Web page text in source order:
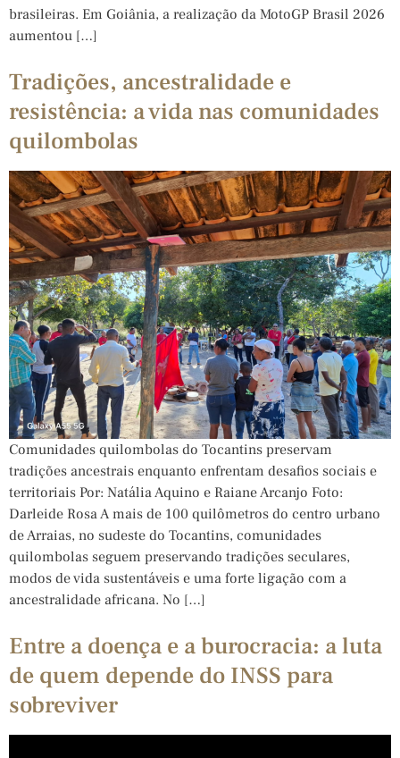
brasileiras. Em Goiânia, a realização da MotoGP Brasil 2026
aumentou […]
Tradições, ancestralidade e
resistência: a vida nas comunidades
quilombolas
Comunidades quilombolas do Tocantins preservam
tradições ancestrais enquanto enfrentam desafios sociais e
territoriais Por: Natália Aquino e Raiane Arcanjo Foto:
Darleide Rosa A mais de 100 quilômetros do centro urbano
de Arraias, no sudeste do Tocantins, comunidades
quilombolas seguem preservando tradições seculares,
modos de vida sustentáveis e uma forte ligação com a
ancestralidade africana. No […]
Entre a doença e a burocracia: a luta
de quem depende do INSS para
sobreviver